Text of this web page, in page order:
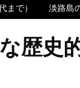
で）
淡路島
歴史